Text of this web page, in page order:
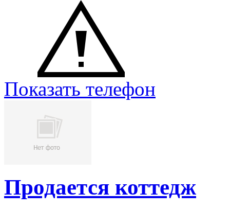
Показать телефон
Продается коттедж